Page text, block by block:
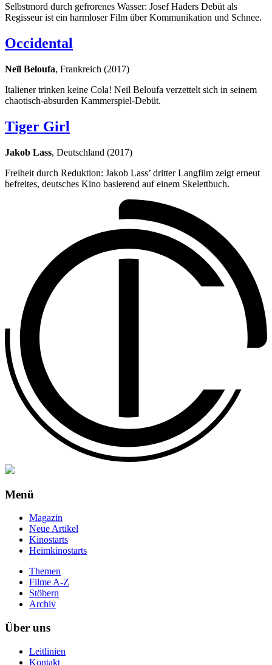
Selbstmord durch gefrorenes Wasser: Josef Haders Debüt als
Regisseur ist ein harmloser Film über Kommunikation und Schnee.
Occidental
Neïl Beloufa, Frankreich (2017)
Italiener trinken keine Cola! Neïl Beloufa verzettelt sich in seinem
chaotisch-absurden Kammerspiel-Debüt.
Tiger Girl
Jakob Lass, Deutschland (2017)
Freiheit durch Reduktion: Jakob Lass’ dritter Langfilm zeigt erneut
befreites, deutsches Kino basierend auf einem Skelettbuch.
Menü
Magazin
Neue Artikel
Kinostarts
Heimkinostarts
Themen
Filme A-Z
Stöbern
Archiv
Über uns
Leitlinien
Kontakt